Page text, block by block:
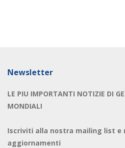
Newsletter
LE PIU IMPORTANTI NOTIZIE DI
MONDIALI
Iscriviti alla nostra mailing list
aggiornamenti